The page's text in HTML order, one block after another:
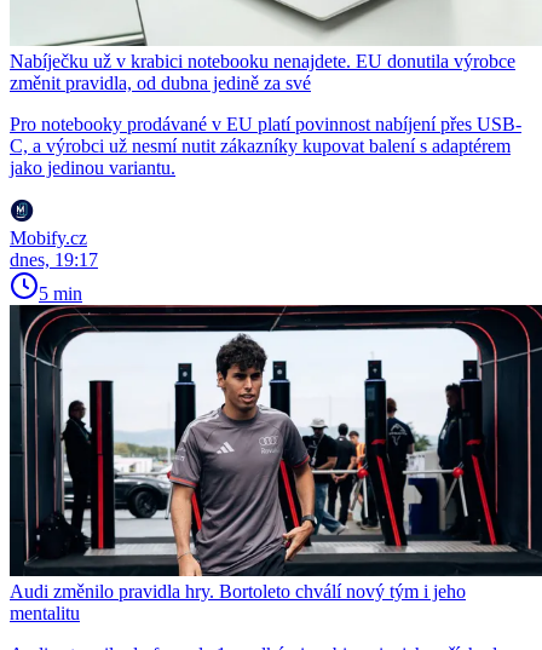
Nabíječku už v krabici notebooku nenajdete. EU donutila výrobce
změnit pravidla, od dubna jedině za své
Pro notebooky prodávané v EU platí povinnost nabíjení přes USB-
C, a výrobci už nesmí nutit zákazníky kupovat balení s adaptérem
jako jedinou variantu.
Mobify.cz
dnes, 19:17
5 min
Audi změnilo pravidla hry. Bortoleto chválí nový tým i jeho
mentalitu